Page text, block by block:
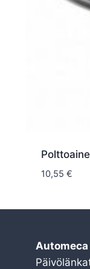
10,55 €
Automeca